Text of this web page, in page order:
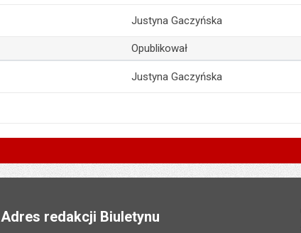
Justyna Gaczyńska
Opublikował
Justyna Gaczyńska
Adres redakcji Biuletynu